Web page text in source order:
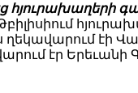
հյուրախաղերի
էի
էր